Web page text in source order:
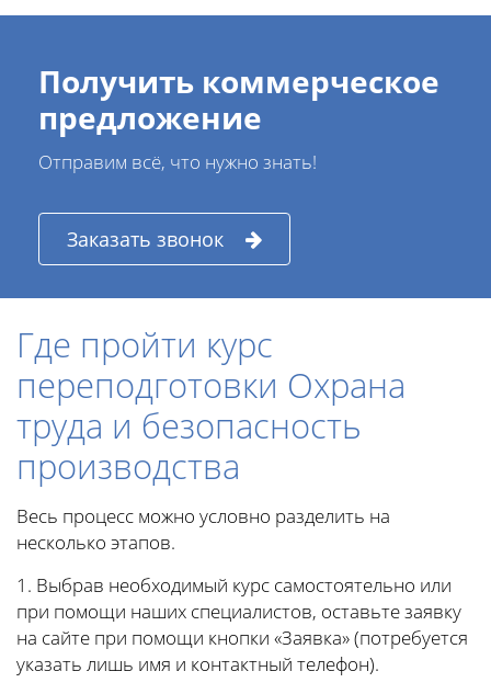
Получить коммерческое
предложение
Отправим всё, что нужно знать!
Заказать звонок
Где пройти курс
переподготовки Охрана
труда и безопасность
производства
Весь процесс можно условно разделить на
несколько этапов.
1. Выбрав необходимый курс самостоятельно или
при помощи наших специалистов, оставьте заявку
на сайте при помощи кнопки «Заявка» (потребуется
указать лишь имя и контактный телефон).